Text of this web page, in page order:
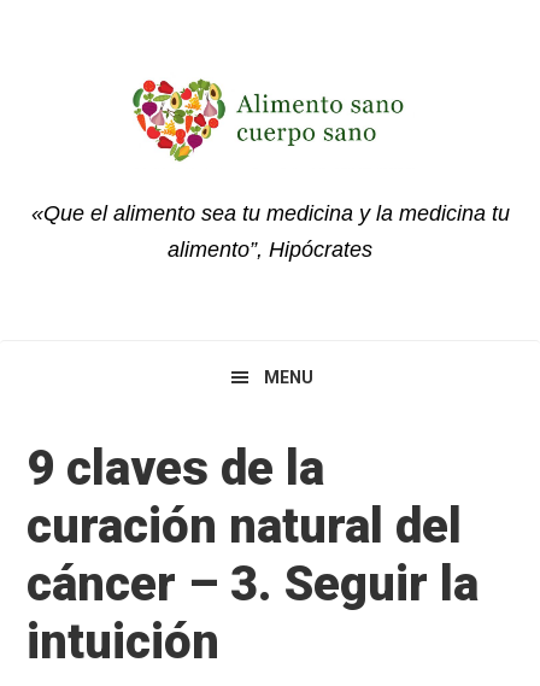
«Que el alimento sea tu medicina y la medicina tu
alimento”, Hipócrates
MENU
9 claves de la
curación natural del
cáncer – 3. Seguir la
intuición